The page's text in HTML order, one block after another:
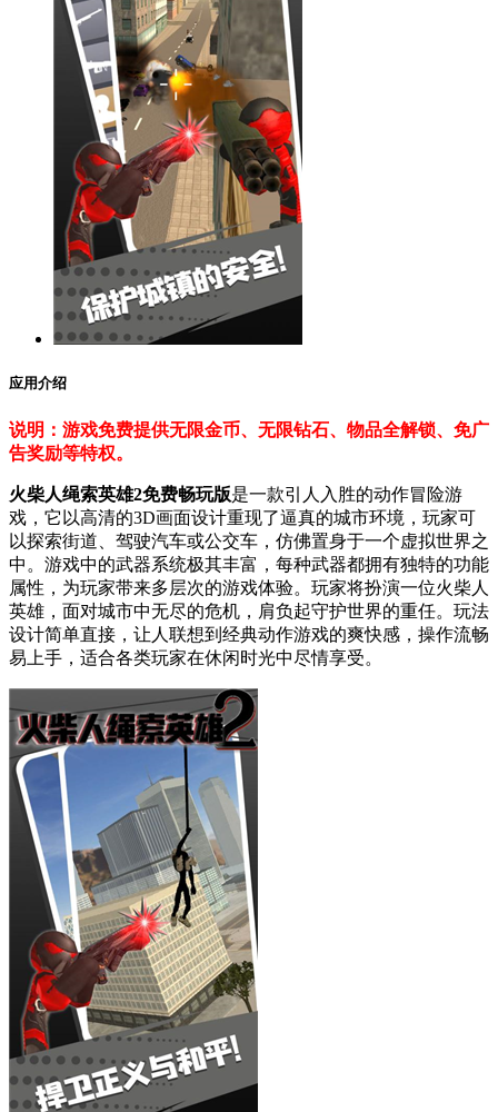
应用介绍
说明：游戏免费提供无限金币、无限钻石、物品全解锁、免广
告奖励等特权。
火柴人绳索英雄2免费畅玩版是一款引人入胜的动作冒险游
戏，它以高清的3D画面设计重现了逼真的城市环境，玩家可
以探索街道、驾驶汽车或公交车，仿佛置身于一个虚拟世界之
中。游戏中的武器系统极其丰富，每种武器都拥有独特的功能
属性，为玩家带来多层次的游戏体验。玩家将扮演一位火柴人
英雄，面对城市中无尽的危机，肩负起守护世界的重任。玩法
设计简单直接，让人联想到经典动作游戏的爽快感，操作流畅
易上手，适合各类玩家在休闲时光中尽情享受。